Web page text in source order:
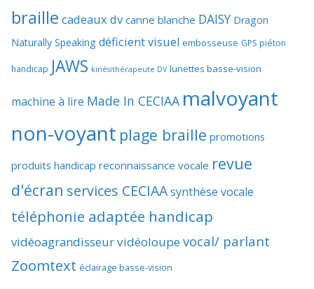
braille cadeaux dv canne blanche DAISY Dragon
Naturally Speaking déficient visuel embosseuse GPS piéton
handicap JAWS kinésithérapeute DV lunettes basse-vision
machine à lire Made In CECIAA malvoyant
non-voyant plage braille promotions
produits handicap reconnaissance vocale revue
d'écran services CECIAAsynthèse vocale
téléphonie adaptée handicap
vidéoagrandisseurvidéoloupevocal/ parlant
Zoomtext éclairage basse-vision